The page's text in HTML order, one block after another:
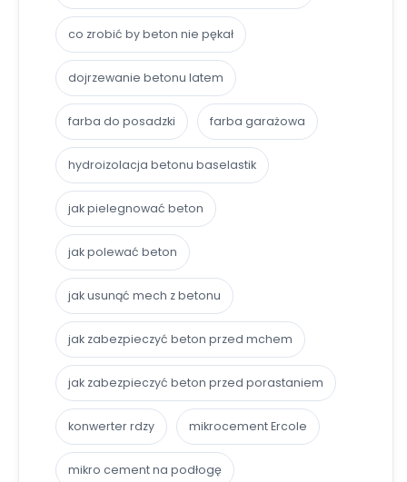
co zrobić by beton nie pękał
dojrzewanie betonu latem
farba do posadzki farba garażowa
hydroizolacja betonu baselastik
jak pielegnować beton
jak polewać beton
jak usunąć mech z betonu
jak zabezpieczyć beton przed mchem
jak zabezpieczyć beton przed porastaniem
konwerter rdzy mikrocement Ercole
mikro cement na podłogę